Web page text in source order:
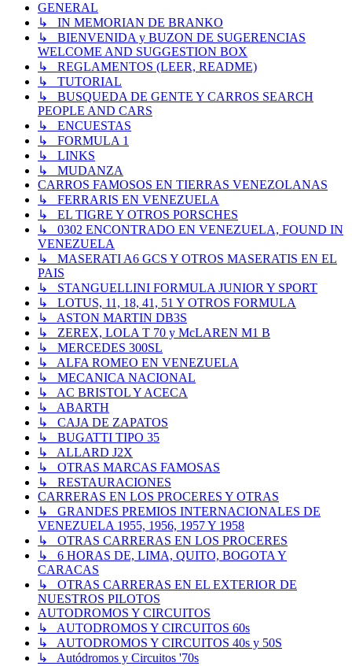
GENERAL
↳ IN MEMORIAN DE BRANKO
↳ BIENVENIDA y BUZON DE SUGERENCIAS
WELCOME AND SUGGESTION BOX
↳ REGLAMENTOS (LEER, README)
↳ TUTORIAL
↳ BUSQUEDA DE GENTE Y CARROS SEARCH
PEOPLE AND CARS
↳ ENCUESTAS
↳ FORMULA 1
↳ LINKS
↳ MUDANZA
CARROS FAMOSOS EN TIERRAS VENEZOLANAS
↳ FERRARIS EN VENEZUELA
↳ EL TIGRE Y OTROS PORSCHES
↳ 0302 ENCONTRADO EN VENEZUELA, FOUND IN
VENEZUELA
↳ MASERATI A6 GCS Y OTROS MASERATIS EN EL
PAIS
↳ STANGUELLINI FORMULA JUNIOR Y SPORT
↳ LOTUS, 11, 18, 41, 51 Y OTROS FORMULA
↳ ASTON MARTIN DB3S
↳ ZEREX, LOLA T 70 y McLAREN M1 B
↳ MERCEDES 300SL
↳ ALFA ROMEO EN VENEZUELA
↳ MECANICA NACIONAL
↳ AC BRISTOL Y ACECA
↳ ABARTH
↳ CAJA DE ZAPATOS
↳ BUGATTI TIPO 35
↳ ALLARD J2X
↳ OTRAS MARCAS FAMOSAS
↳ RESTAURACIONES
CARRERAS EN LOS PROCERES Y OTRAS
↳ GRANDES PREMIOS INTERNACIONALES DE
VENEZUELA 1955, 1956, 1957 Y 1958
↳ OTRAS CARRERAS EN LOS PROCERES
↳ 6 HORAS DE, LIMA, QUITO, BOGOTA Y
CARACAS
↳ OTRAS CARRERAS EN EL EXTERIOR DE
NUESTROS PILOTOS
AUTODROMOS Y CIRCUITOS
↳ AUTODROMOS Y CIRCUITOS 60s
↳ AUTODROMOS Y CIRCUITOS 40s y 50S
↳ Autódromos y Circuitos '70s